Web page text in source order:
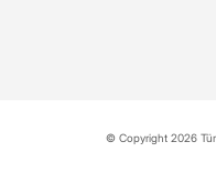
© Copyright 2026